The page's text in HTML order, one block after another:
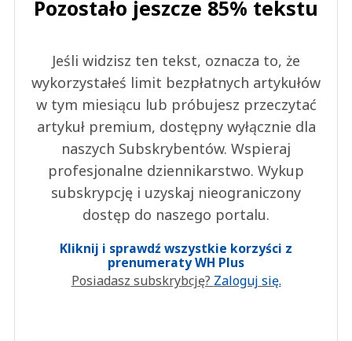
Pozostało jeszcze 85% tekstu
Jeśli widzisz ten tekst, oznacza to, że
wykorzystałeś limit bezpłatnych artykułów
w tym miesiącu lub próbujesz przeczytać
artykuł premium, dostępny wyłącznie dla
naszych Subskrybentów. Wspieraj
profesjonalne dziennikarstwo. Wykup
subskrypcję i uzyskaj nieograniczony
dostęp do naszego portalu.
Kliknij i sprawdź wszystkie korzyści z
prenumeraty WH Plus
Posiadasz subskrybcję? Zaloguj się.